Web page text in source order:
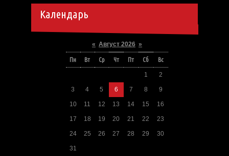
Календарь
« Август 2026 »
Пн Вт Ср Чт Пт Сб Вс
1 2
3 4 5 6 7 8 9
10 11 12 13 14 15 16
17 18 19 20 21 22 23
24 25 26 27 28 29 30
31